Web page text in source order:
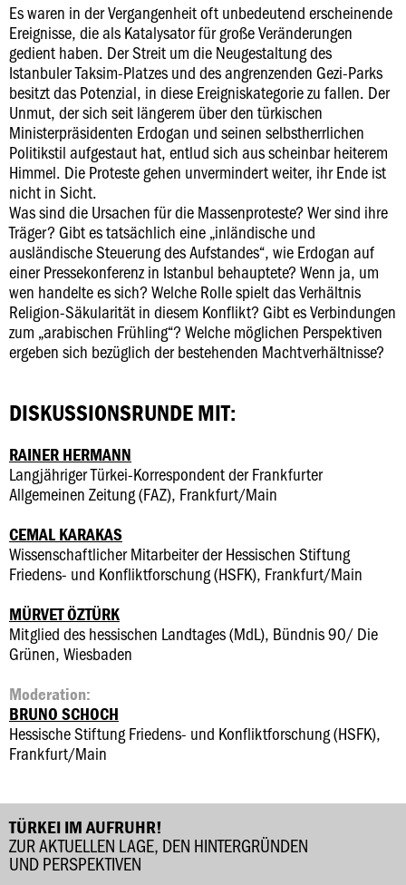
Es waren in der Vergangenheit oft unbedeutend erscheinende
Ereignisse, die als Katalysator für große Veränderungen
gedient haben. Der Streit um die Neugestaltung des
Istanbuler Taksim-Platzes und des angrenzenden Gezi-Parks
besitzt das Potenzial, in diese Ereigniskategorie zu fallen. Der
Unmut, der sich seit längerem über den türkischen
Ministerpräsidenten Erdogan und seinen selbstherrlichen
Politikstil aufgestaut hat, entlud sich aus scheinbar heiterem
Himmel. Die Proteste gehen unvermindert weiter, ihr Ende ist
nicht in Sicht.
Was sind die Ursachen für die Massenproteste? Wer sind ihre
Träger? Gibt es tatsächlich eine „inländische und
ausländische Steuerung des Aufstandes“, wie Erdogan auf
einer Pressekonferenz in Istanbul behauptete? Wenn ja, um
wen handelte es sich? Welche Rolle spielt das Verhältnis
Religion-Säkularität in diesem Konflikt? Gibt es Verbindungen
zum „arabischen Frühling“? Welche möglichen Perspektiven
ergeben sich bezüglich der bestehenden Machtverhältnisse?
DISKUSSIONSRUNDE MIT:
RAINER HERMANN
Langjähriger Türkei-Korrespondent der Frankfurter
Allgemeinen Zeitung (FAZ), Frankfurt/Main
CEMAL KARAKAS
Wissenschaftlicher Mitarbeiter der Hessischen Stiftung
Friedens- und Konfliktforschung (HSFK), Frankfurt/Main
MÜRVET ÖZTÜRK
Mitglied des hessischen Landtages (MdL), Bündnis 90/ Die
Grünen, Wiesbaden
Moderation:
BRUNO SCHOCH
Hessische Stiftung Friedens- und Konfliktforschung (HSFK),
Frankfurt/Main
TÜRKEI IM AUFRUHR!
ZUR AKTUELLEN LAGE, DEN HINTERGRÜNDEN
UND PERSPEKTIVEN